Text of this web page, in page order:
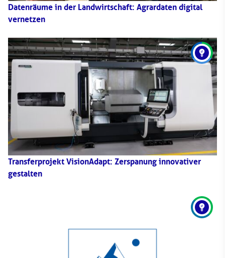
Datenräume in der Landwirtschaft: Agrardaten digital
vernetzen
Transferprojekt VisionAdapt: Zerspanung innovativer
gestalten